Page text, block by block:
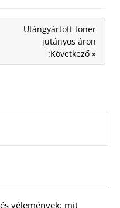
Utángyártott toner
jutányos áron
:Következő »
vélemények: mit